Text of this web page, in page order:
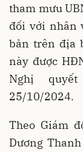
tham mưu
đối với nhân
bản trên địa
này được
Nghị quyết
25/10/2024.
Theo Giám
Dương